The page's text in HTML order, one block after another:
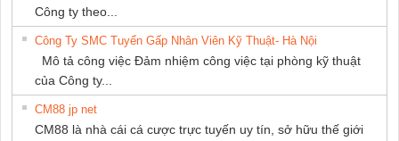
Công ty theo...
Công Ty SMC Tuyển Gấp Nhân Viên Kỹ Thuật- Hà Nội
Mô tả công việc Đảm nhiệm công việc tại phòng kỹ thuật
của Công ty...
CM88 jp net
CM88 là nhà cái cá cược trực tuyến uy tín, sở hữu thế giới